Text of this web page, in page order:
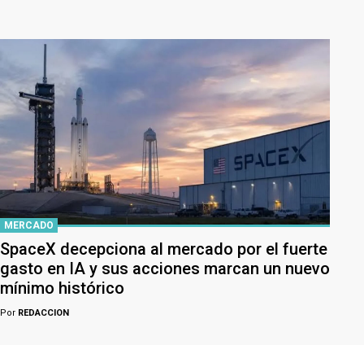
MERCADO
SpaceX decepciona al mercado por el fuerte
gasto en IA y sus acciones marcan un nuevo
mínimo histórico
Por REDACCION